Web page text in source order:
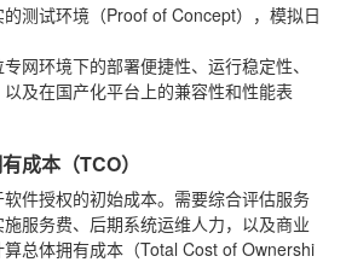
测试环境（Proof of Concept），模拟日
网环境下的部署便捷性、运行稳定性、
及在国产化平台上的兼容性和性能表
成本（TCO）
件授权的初始成本。需要综合评估服务
服务费、后期系统运维人力，以及商业
总体拥有成本（Total Cost of Ownershi